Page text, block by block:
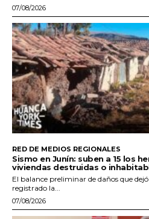
07/08/2026
RED DE MEDIOS REGIONALES
Sismo en Junín: suben a 15 los
viviendas destruidas o
El balance preliminar de daños que
registrado la...
07/08/2026